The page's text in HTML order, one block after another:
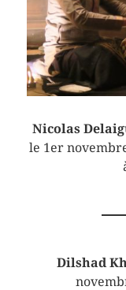
Nicolas
le 1er
Dilshad